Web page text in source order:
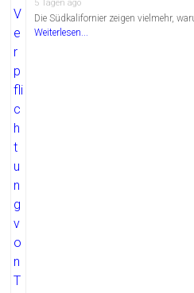
5 Tagen ago
Die Südkalifornier zeigen vielmehr,
Weiterlesen...